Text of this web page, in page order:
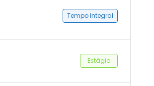
Tempo Integral
Estágio